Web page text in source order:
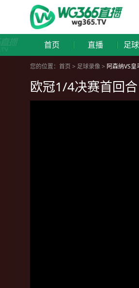
首页 直播 足
您的位置： 首页 > 足球录像> 阿森纳VS皇
欧冠1/4决赛首回